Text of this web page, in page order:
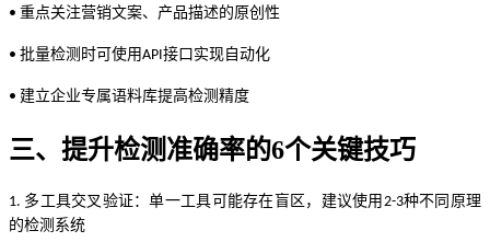
• 重点关注营销文案、产品描述的原创性
• 批量检测时可使用API接口实现自动化
• 建立企业专属语料库提高检测精度
三、提升检测准确率的6个关键技巧
1. 多工具交叉验证：单一工具可能存在盲区，建议使用 2-3种不同原理
的检测系统